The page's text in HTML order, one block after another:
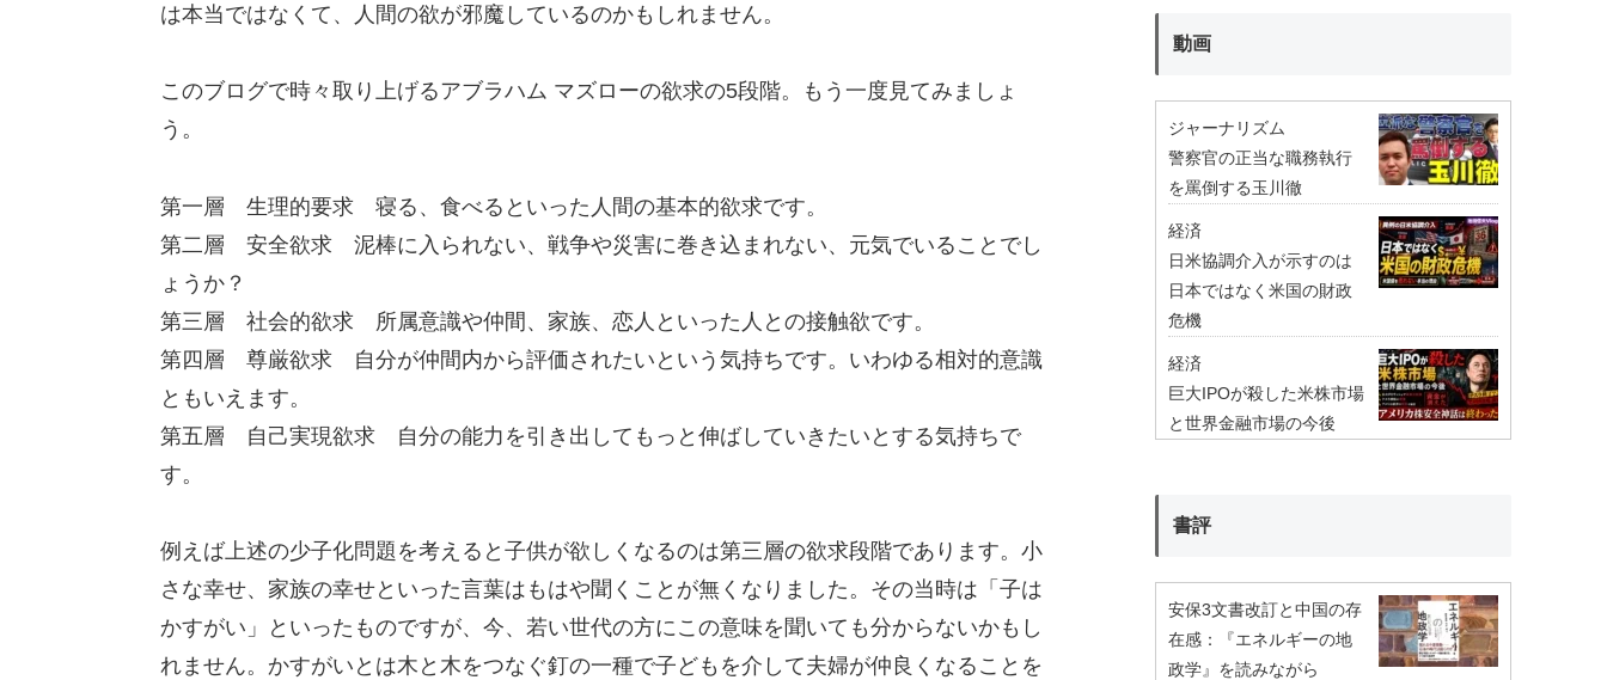
は本当ではなくて、人間の欲が邪魔しているのかもしれません。
このブログで時々取り上げるアブラハム マズローの欲求の5段階。もう一度見てみましょ
う。
第一層 生理的要求 寝る、食べるといった人間の基本的欲求です。
第二層 安全欲求 泥棒に入られない、戦争や災害に巻き込まれない、元気でいることでし
ょうか？
第三層 社会的欲求 所属意識や仲間、家族、恋人といった人との接触欲です。
第四層 尊厳欲求 自分が仲間内から評価されたいという気持ちです。いわゆる相対的意識
ともいえます。
第五層 自己実現欲求 自分の能力を引き出してもっと伸ばしていきたいとする気持ちで
す。
例えば上述の少子化問題を考えると子供が欲しくなるのは第三層の欲求段階であります。小
さな幸せ、家族の幸せといった言葉はもはや聞くことが無くなりました。その当時は「子は
かすがい」といったものですが、今、若い世代の方にこの意味を聞いても分からないかもし
れません。かすがいとは木と木をつなぐ釘の一種で子どもを介して夫婦が仲良くなることを
動画
ジャーナリズム
警察官の正当な職務執行
を罵倒する玉川徹
経済
日米協調介入が示すのは
日本ではなく米国の財政
危機
経済
巨大IPOが殺した米株市場
と世界金融市場の今後
書評
安保3文書改訂と中国の存
在感：『エネルギーの地
政学』を読みながら